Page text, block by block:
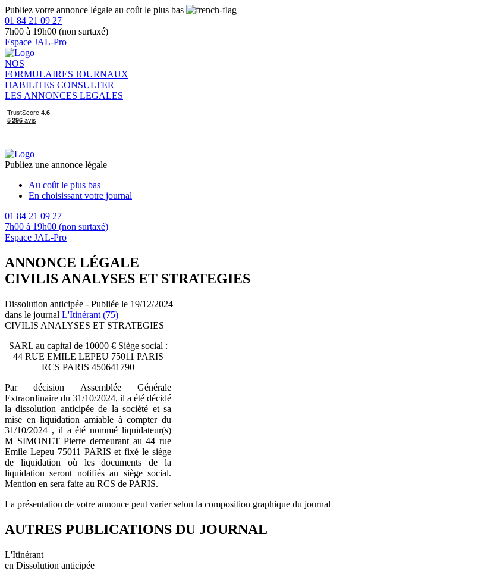
Publiez votre annonce légale au coût le plus bas
01 84 21 09 27
7h00 à 19h00 (non surtaxé)
Espace JAL-Pro
NOS
FORMULAIRES JOURNAUX
HABILITES CONSULTER
LES ANNONCES LEGALES
Publiez une annonce légale
Au coût le plus bas
En choisissant votre journal
01 84 21 09 27
7h00 à 19h00 (non surtaxé)
Espace JAL-Pro
ANNONCE LÉGALE
CIVILIS ANALYSES ET STRATEGIES
Dissolution anticipée - Publiée le 19/12/2024
dans le journal L'Itinérant (75)
CIVILIS ANALYSES ET STRATEGIES
SARL au capital de 10000 € Siège social :
44 RUE EMILE LEPEU 75011 PARIS
RCS PARIS 450641790
Par décision Assemblée Générale
Extraordinaire du 31/10/2024, il a été décidé
la dissolution anticipée de la société et sa
mise en liquidation amiable à compter du
31/10/2024 , il a été nommé liquidateur(s)
M SIMONET Pierre demeurant au 44 rue
Emile Lepeu 75011 PARIS et fixé le siège
de liquidation où les documents de la
liquidation seront notifiés au siège social.
Mention en sera faite au RCS de PARIS.
La présentation de votre annonce peut varier selon la composition graphique du journal
AUTRES PUBLICATIONS DU JOURNAL
L'Itinérant
en Dissolution anticipée